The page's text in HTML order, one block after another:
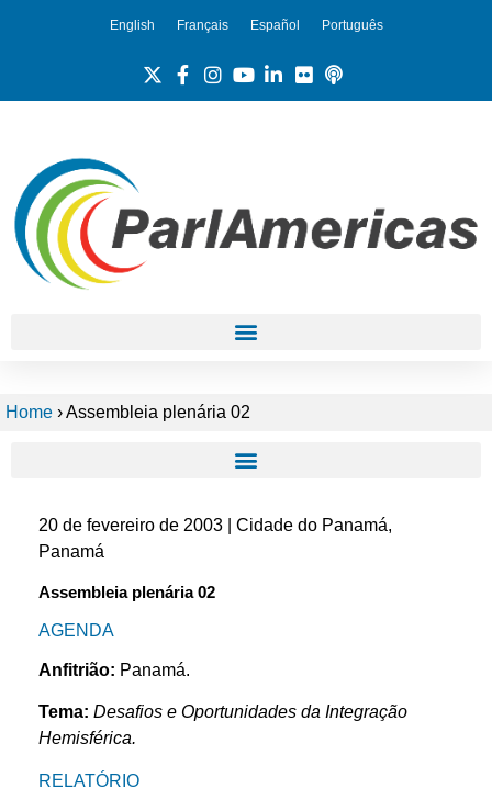
English Français Español Português
Home ›Assembleia plenária 02
20 de fevereiro de 2003 | Cidade do Panamá,
Panamá
Assembleia plenária 02
AGENDA
Anfitrião: Panamá.
Tema: Desafios e Oportunidades da Integração
Hemisférica.
RELATÓRIO